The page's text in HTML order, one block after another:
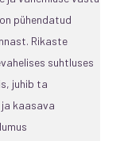
pühendatud
Rikaste
suhtluses
juhib ta
kaasava